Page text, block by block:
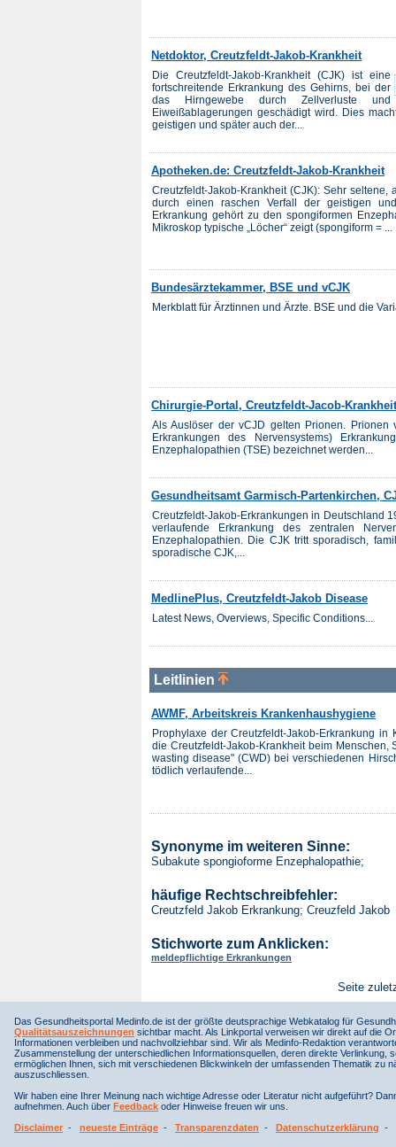
Netdoktor, Creutzfeldt-Jakob-Krankheit
Die Creutzfeldt-Jakob-Krankheit (CJK) ist eine
fortschreitende Erkrankung des Gehirns, bei der
das Hirngewebe durch Zellverluste und
Eiweißablagerungen geschädigt wird. Dies
geistigen und später auch der...
Apotheken.de: Creutzfeldt-Jakob-Krankheit
Creutzfeldt-Jakob-Krankheit (CJK): Sehr
durch einen raschen Verfall der geistigen
Erkrankung gehört zu den spongiformen
Mikroskop typische „Löcher“ zeigt (spongiform = ...
Bundesärztekammer, BSE und vCJK
Merkblatt für Ärztinnen und Ärzte. BSE und die
Chirurgie-Portal, Creutzfeldt-Jacob-Krankheit
Als Auslöser der vCJD gelten Prionen. Prionen
Erkrankungen des Nervensystems)
Enzephalopathien (TSE) bezeichnet werden...
Gesundheitsamt Garmisch-Partenkirchen,
Creutzfeldt-Jakob-Erkrankungen in Deutschland
verlaufende Erkrankung des zentralen
Enzephalopathien. Die CJK tritt sporadisch,
sporadische CJK,...
MedlinePlus, Creutzfeldt-Jakob Disease
Latest News, Overviews, Specific Conditions...
Leitlinien
AWMF, Arbeitskreis Krankenhaushygiene
Prophylaxe der Creutzfeldt-Jakob-Erkrankung
die Creutzfeldt-Jakob-Krankheit beim
wasting disease" (CWD) bei verschiedenen
tödlich verlaufende...
Synonyme im weiteren Sinne:
Subakute spongioforme Enzephalopathie;
häufige Rechtschreibfehler:
Creutzfeld Jakob Erkrankung; Creuzfeld Jakob
Stichworte zum Anklicken:
meldepflichtige Erkrankungen
Seite
Das Gesundheitsportal Medinfo.de ist der größte deutsprachige Webkatalog für
Qualitätsauszeichnungen sichtbar macht. Als Linkportal verweisen wir direkt auf die
Informationen verbleiben und nachvollziehbar sind. Wir als Medinfo-Redaktion
Zusammenstellung der unterschiedlichen Informationsquellen, deren direkte
ermöglichen Ihnen, sich mit verschiedenen Blickwinkeln der umfassenden Thematik
auszuschliessen.
Wir haben eine Ihrer Meinung nach wichtige Adresse oder Literatur nicht aufgeführt?
aufnehmen. Auch über Feedback oder Hinweise freuen wir uns.
Disclaimer - neueste Einträge - Transparenzdaten - Datenschutzerklärung -